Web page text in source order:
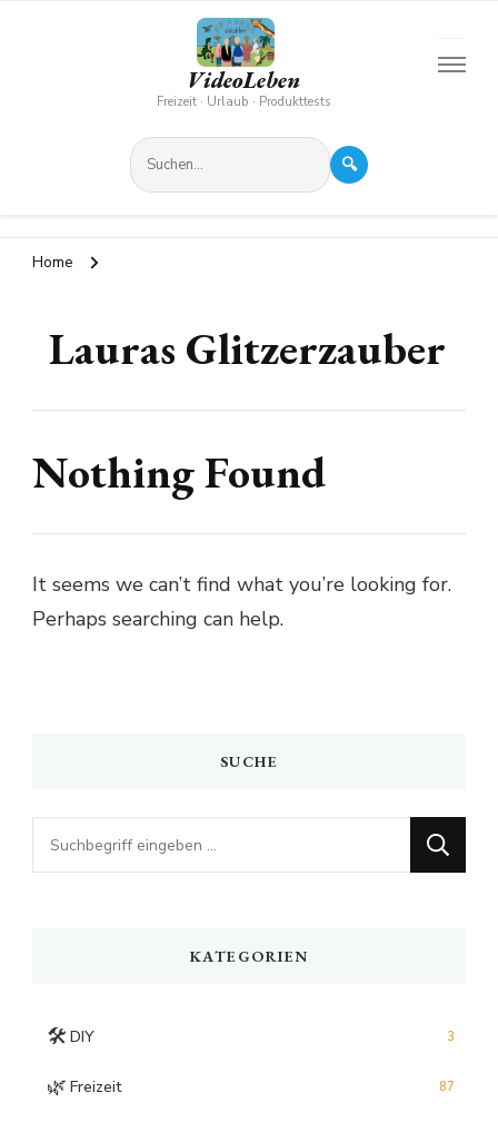
VideoLeben
Freizeit · Urlaub · Produkttests
🔍
Home
Lauras Glitzerzauber
Nothing Found
It seems we can’t find what you’re looking for.
Perhaps searching can help.
SUCHE
Looking
for
KATEGORIEN
🛠️ DIY 3
🌿 Freizeit 87